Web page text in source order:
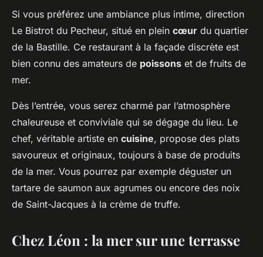
Si vous préférez une ambiance plus intime, direction
Le Bistrot du Pecheur, situé en plein cœur du quartier
de la Bastille. Ce restaurant à la façade discrète est
bien connu des amateurs de poissons et de fruits de
mer.
Dès l’entrée, vous serez charmé par l’atmosphère
chaleureuse et conviviale qui se dégage du lieu. Le
chef, véritable artiste en cuisine, propose des plats
savoureux et originaux, toujours à base de produits
de la mer. Vous pourrez par exemple déguster un
tartare de saumon aux agrumes ou encore des noix
de Saint-Jacques à la crème de truffe.
Chez Léon : la mer sur une terrasse